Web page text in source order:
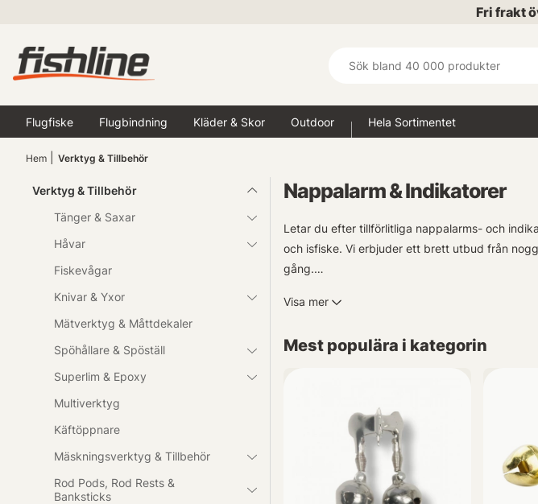
Fri frakt
Flugfiske Flugbindning Kläder & Skor Outdoor Hela Sortimentet
Hem Verktyg & Tillbehör
Verktyg & Tillbehör
Tänger & Saxar
Håvar
Fiskevågar
Knivar & Yxor
Mätverktyg & Måttdekaler
Spöhållare & Spöställ
Superlim & Epoxy
Multiverktyg
Käftöppnare
Mäskningsverktyg & Tillbehör
Rod Pods, Rod Rests &
Banksticks
Nappalarm & Indikatorer
Letar du efter tillförlitliga nappalarms- och
och isfiske. Vi erbjuder ett brett utbud från
gång.
Oavsett om det gäller traditionella
vattnet.
Med fokus på funktionalitet och prestanda
Oavsett om du är nybörjare eller erfaren
utflykt varje gång.
Visa mer
Mest populära i kategorin